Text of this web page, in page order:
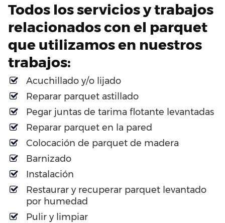
Todos los servicios y trabajos
relacionados con el parquet
que utilizamos en nuestros
trabajos:
Acuchillado y/o lijado
Reparar parquet astillado
Pegar juntas de tarima flotante levantadas
Reparar parquet en la pared
Colocación de parquet de madera
Barnizado
Instalación
Restaurar y recuperar parquet levantado
por humedad
Pulir y limpiar